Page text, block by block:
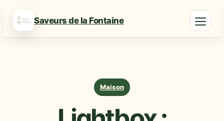
Saveurs de la Fontaine
Maison